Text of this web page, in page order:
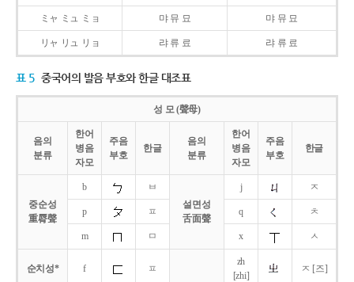
ミャ ミュ ミョ 먀 뮤 묘 먀 뮤 묘
リャ リュ リョ 랴 류 료 랴 류 료
표 5 중국어의 발음 부호와 한글 대조표
성 모 (聲母)
음의
분류
한어
병음
자모
주음
부호
한글
음의
분류
한어
병음
자모
주음
부호
한글
중순성
重脣聲
b
ㅂ
설면성
舌面聲
j ㅈ
p ㅍ q ㅊ
m ㅁ x ㅅ
순치성* f ㅍ
zh
[zhi]
ㅈ [즈]